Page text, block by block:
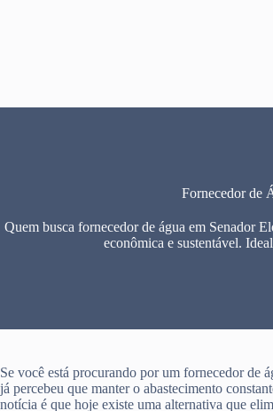
Fornecedor de
Quem busca fornecedor de água em Senador
econômica e sustentável.
Se você está procurando por um fornecedor de
já percebeu que manter o abastecimento
notícia é que hoje existe uma alternativa que